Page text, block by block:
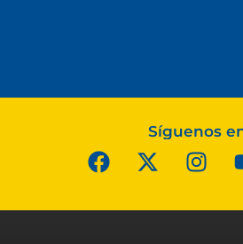
Síguenos